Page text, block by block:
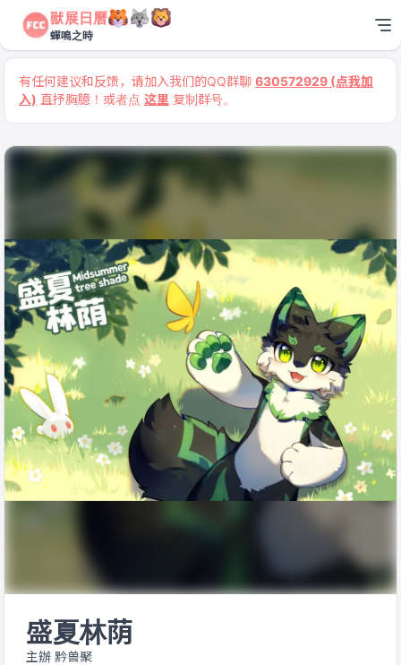
獸展日曆
蟬鳴之時
有任何建议和反馈，请加入我们的QQ群聊 630572929 (点我加
入) 直抒胸臆！或者点 这里 复制群号。
盛夏林荫
主辦 黔兽聚